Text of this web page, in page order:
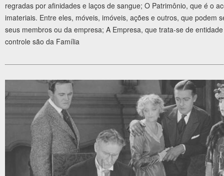
regradas por afinidades e laços de sangue; O Patrimônio, que é o
imateriais. Entre eles, móveis, imóveis, ações e outros, que podem
seus membros ou da empresa; A Empresa, que trata-se de
controle são da Família